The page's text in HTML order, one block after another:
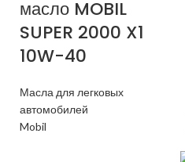
масло MOBIL
SUPER 2000 X1
10W-40
Масла для легковых
автомобилей
Mobil